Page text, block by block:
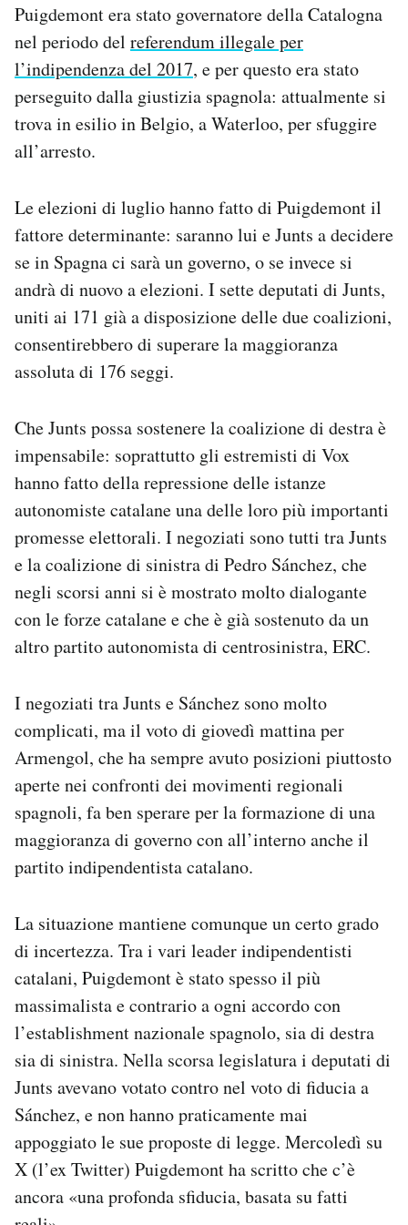
Puigdemont era stato governatore della Catalogna
nel periodo del referendum illegale per
l’indipendenza del 2017, e per questo era stato
perseguito dalla giustizia spagnola: attualmente si
trova in esilio in Belgio, a Waterloo, per sfuggire
all’arresto.
Le elezioni di luglio hanno fatto di Puigdemont il
fattore determinante: saranno lui e Junts a decidere
se in Spagna ci sarà un governo, o se invece si
andrà di nuovo a elezioni. I sette deputati di Junts,
uniti ai 171 già a disposizione delle due coalizioni,
consentirebbero di superare la maggioranza
assoluta di 176 seggi.
Che Junts possa sostenere la coalizione di destra è
impensabile: soprattutto gli estremisti di Vox
hanno fatto della repressione delle istanze
autonomiste catalane una delle loro più importanti
promesse elettorali. I negoziati sono tutti tra Junts
e la coalizione di sinistra di Pedro Sánchez, che
negli scorsi anni si è mostrato molto dialogante
con le forze catalane e che è già sostenuto da un
altro partito autonomista di centrosinistra, ERC.
I negoziati tra Junts e Sánchez sono molto
complicati, ma il voto di giovedì mattina per
Armengol, che ha sempre avuto posizioni piuttosto
aperte nei confronti dei movimenti regionali
spagnoli, fa ben sperare per la formazione di una
maggioranza di governo con all’interno anche il
partito indipendentista catalano.
La situazione mantiene comunque un certo grado
di incertezza. Tra i vari leader indipendentisti
catalani, Puigdemont è stato spesso il più
massimalista e contrario a ogni accordo con
l’establishment nazionale spagnolo, sia di destra
sia di sinistra. Nella scorsa legislatura i deputati di
Junts avevano votato contro nel voto di fiducia a
Sánchez, e non hanno praticamente mai
appoggiato le sue proposte di legge. Mercoledì su
X (l’ex Twitter) Puigdemont ha scritto che c’è
ancora «una profonda sfiducia, basata su fatti